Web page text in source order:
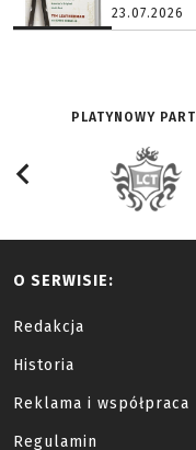
23.07.2026
PLATYNOWY
O SERWISIE:
Redakcja
Historia
Reklama i współpraca
Regulamin